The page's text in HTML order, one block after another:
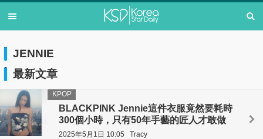
JENNIE
最新文章
BLACKPINK Jennie這件衣服竟然要耗時
300個小時，只有50年手藝的匠人才敢做
KPOP
2025年5月1日 10:05 Tracy